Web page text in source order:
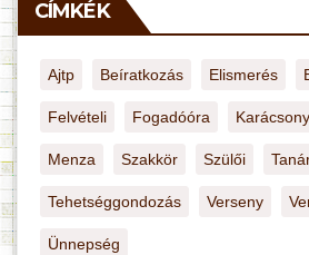
CÍMKÉK
Ajtp Beíratkozás Elismerés
Felvételi Fogadóóra Karácsony
Menza Szakkör Szülői
Tehetséggondozás Verseny
Ünnepség